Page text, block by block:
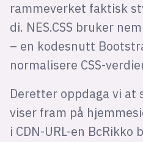
rammeverket faktisk
di. NES.CSS bruker
– en kodesnutt
normalisere CSS-
Deretter oppdaga vi at
viser fram på
i CDN-URL-en BcRikko